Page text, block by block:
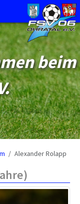
beim
Alexander Rolapp